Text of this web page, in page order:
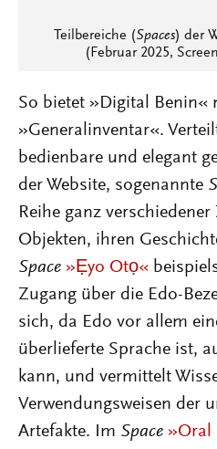
Teilbereiche (Spaces) der
(Februar 2025,
So bietet »Digital Benin«
»Generalinventar«.
bedienbare und elegant
der Website, sogenannte
Reihe ganz
Objekten, ihren
Space »Ẹyo Otọ«
Zugang über die Edo-
sich, da Edo vor allem
überlieferte Sprache ist,
kann, und vermittelt
Verwendungsweisen der
Artefakte. Im Space »Oral